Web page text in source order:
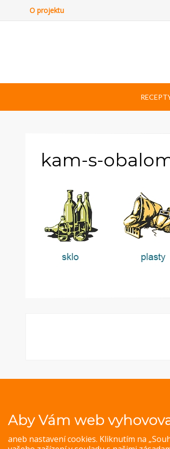
O projektu
kam-s-
Aby Vám web
aneb nastavení cookies. Kliknutím na